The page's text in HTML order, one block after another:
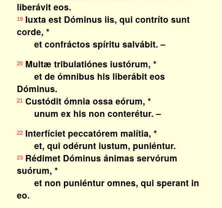
liberávit eos.
19Iuxta est Dóminus iis, qui contríto sunt
corde, *
et confráctos spíritu salvábit. –
20Multæ tribulatiónes iustórum, *
et de ómnibus his liberábit eos
Dóminus.
21Custódit ómnia ossa eórum, *
unum ex his non conterétur. –
22Interfíciet peccatórem malítia, *
et, qui odérunt iustum, puniéntur.
23Rédimet Dóminus ánimas servórum
suórum, *
et non puniéntur omnes, qui sperant in
eo.